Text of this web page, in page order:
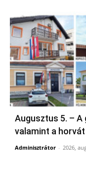
Augusztus 5. – A
valamint a
Adminisztrátor - 2026,